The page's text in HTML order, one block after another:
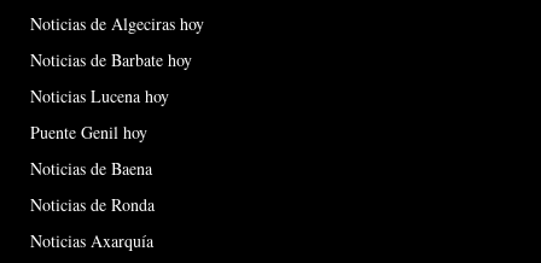
Noticias de Algeciras hoy
Noticias de Barbate hoy
Noticias Lucena hoy
Puente Genil hoy
Noticias de Baena
Noticias de Ronda
Noticias Axarquía